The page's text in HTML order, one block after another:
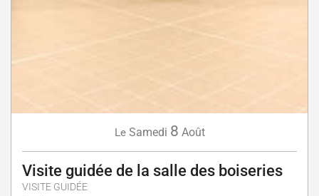
Le Samedi 8 Août
Visite guidée de la salle des boiseries
VISITE GUIDÉE